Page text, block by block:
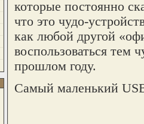
которые постоянно
что это чудо-
как любой другой
воспользоваться тем
прошлом году.
Самый маленький